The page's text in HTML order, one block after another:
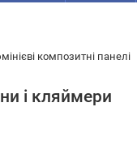
композитні панелі
і кляймери